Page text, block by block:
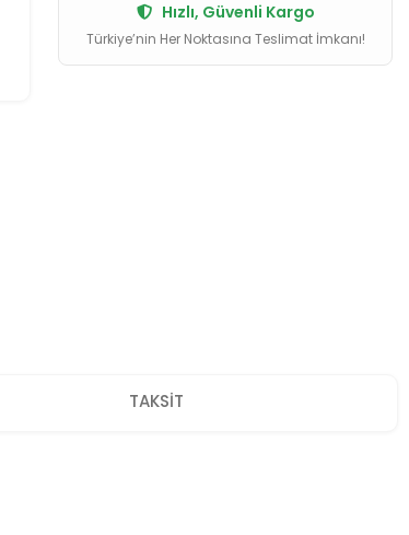
Hızlı, Güvenli Kargo
Türkiye’nin Her Noktasına Teslimat İmkanı!
TAKSİT